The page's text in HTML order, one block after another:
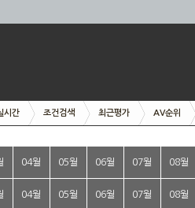
시간 조건검색 최근평가 AV순위
04월 05월 06월 07월 08월
04월 05월 06월 07월 08월